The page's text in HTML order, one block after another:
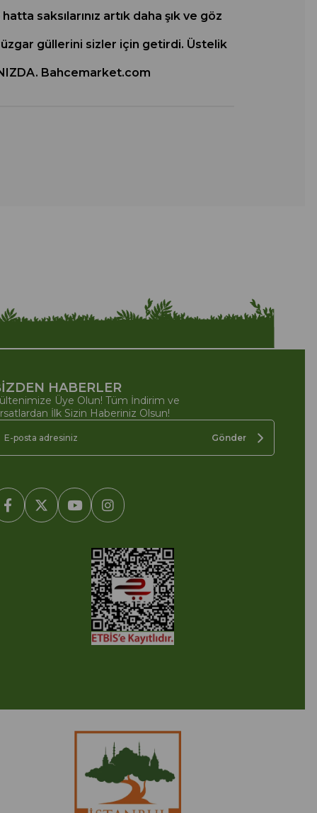
saksılarınız artık daha şık ve göz
güllerini sizler için getirdi. Üstelik
Bahcemarket.com
HABERLER
Üye Olun! Tüm İndirim ve
İlk Sizin Haberiniz Olsun!
Gönder